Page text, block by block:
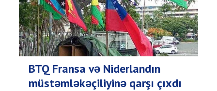
BTQ Fransa və Niderlandın
müstəmləkəçiliyinə qarşı çıxdı